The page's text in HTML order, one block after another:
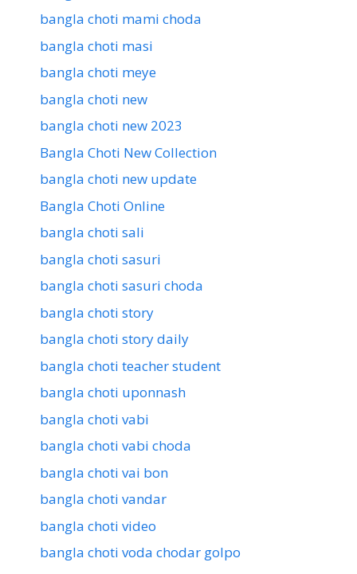
bangla choti mami choda
bangla choti masi
bangla choti meye
bangla choti new
bangla choti new 2023
Bangla Choti New Collection
bangla choti new update
Bangla Choti Online
bangla choti sali
bangla choti sasuri
bangla choti sasuri choda
bangla choti story
bangla choti story daily
bangla choti teacher student
bangla choti uponnash
bangla choti vabi
bangla choti vabi choda
bangla choti vai bon
bangla choti vandar
bangla choti video
bangla choti voda chodar golpo